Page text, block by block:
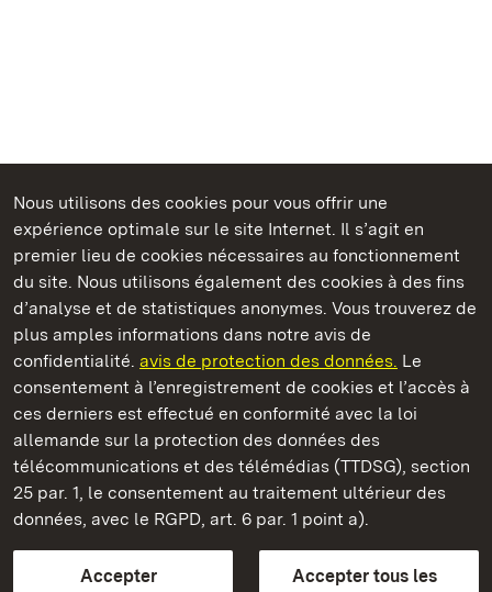
Nous utilisons des cookies pour vous offrir une
expérience optimale sur le site Internet. Il s’agit en
premier lieu de cookies nécessaires au fonctionnement
du site. Nous utilisons également des cookies à des fins
d’analyse et de statistiques anonymes. Vous trouverez de
plus amples informations dans notre avis de
confidentialité. avis de protection des données. Le
consentement à l’enregistrement de cookies et l’accès à
ces derniers est effectué en conformité avec la loi
allemande sur la protection des données des
télécommunications et des télémédias (TTDSG), section
25 par. 1, le consentement au traitement ultérieur des
données, avec le RGPD, art. 6 par. 1 point a).
Accepter
Accepter tous les
Châteaux et jardins publics du Bade-Wurtemberg
Staatliche Schlösser und Gärten Baden‑Württemberg
Châteaux et jardins publics du Bade-Wurtemberg
ContactFAQ et réponsesMentions légales
Protection des données
Explications sur l’accessibilité
BITV-konform (geprüfte Seiten)